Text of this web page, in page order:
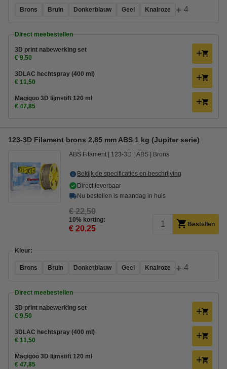
Brons Bruin Donkerblauw Geel Knalroze + 4
Direct meebestellen
3D print nabewerking set
€ 9,50
3DLAC hechtspray (400 ml)
€ 11,50
Magigoo 3D lijmstift 120 ml
€ 47,85
123-3D Filament brons 2,85 mm ABS 1 kg (Jupiter serie)
ABS Filament 123-3D ABS Brons
Bekijk de specificaties en beschrijving
Direct leverbaar
Nu bestellen is maandag in huis
€ 22,50
10% korting:
€ 20,25 Bestellen
Kleur:
Brons Bruin Donkerblauw Geel Knalroze + 4
Direct meebestellen
3D print nabewerking set
€ 9,50
3DLAC hechtspray (400 ml)
€ 11,50
Magigoo 3D lijmstift 120 ml
€ 47,85